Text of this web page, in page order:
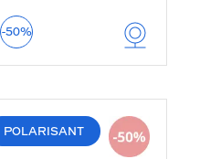
-50%
POLARISANT